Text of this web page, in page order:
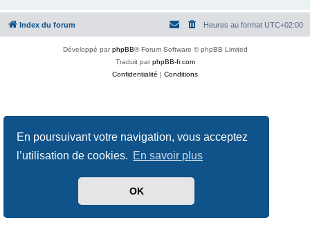
En poursuivant votre navigation, vous acceptez
l’utilisation de cookies. En savoir plus
OK
Index du forum Heures au format UTC+02:00
Développé parphpBB® Forum Software © phpBB Limited
Traduit parphpBB-fr.com
Confidentialité | Conditions